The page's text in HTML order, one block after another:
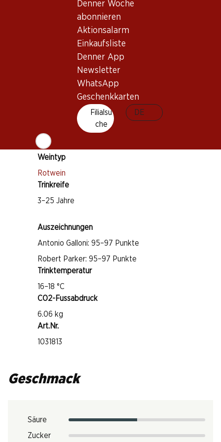
Denner Woche
abonnieren
Aktionsalarm
Einkaufsliste
Denner App
Newsletter
WhatsApp
Geschenkkarten
Filialsu
che
DE
Wissenswertes
Cabernet Sauvignon
Cabernet Franc
Carménère
Weintyp
Rotwein
Trinkreife
3–25 Jahre
Auszeichnungen
Antonio Galloni: 95–97 Punkte
Robert Parker: 95–97 Punkte
Trinktemperatur
16–18 °C
CO2-Fussabdruck
6.06 kg
Art.Nr.
1031813
Geschmack
Säure
Zucker